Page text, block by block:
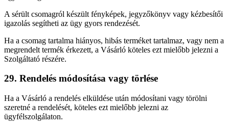
A sérült csomagról készült fényképek, jegyzőkönyv vagy kézbesítői
igazolás segítheti az ügy gyors rendezését.
Ha a csomag tartalma hiányos, hibás terméket tartalmaz, vagy nem a
megrendelt termék érkezett, a Vásárló köteles ezt mielőbb jelezni a
Szolgáltató részére.
29. Rendelés módosítása vagy törlése
Ha a Vásárló a rendelés elküldése után módosítani vagy törölni
szeretné a rendelését, köteles ezt mielőbb jelezni az
ügyfélszolgálaton.